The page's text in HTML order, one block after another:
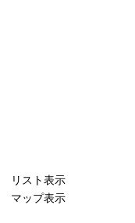
リスト表示
マップ表示